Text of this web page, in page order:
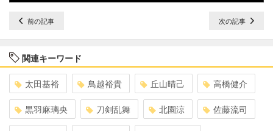
前の記事 次の記事
関連キーワード
太田基裕 鳥越裕貴 丘山晴己 高橋健介
黒羽麻璃央 刀剣乱舞 北園涼 佐藤流司